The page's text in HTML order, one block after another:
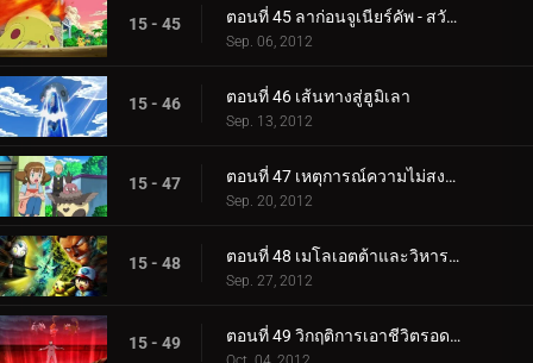
15 - 45 ตอนที่ 45 ลาก่อนจูเนียร์คัพ - สวัสดีการผจญภัย!
Sep. 06, 2012
15 - 46 ตอนที่ 46 เส้นทางสู่ฮูมิเลา
Sep. 13, 2012
15 - 47 ตอนที่ 47 เหตุการณ์ความไม่สงบที่เนอสเซอรี่
Sep. 20, 2012
15 - 48 ตอนที่ 48 เมโลเอตต้าและวิหารใต้ทะเล
Sep. 27, 2012
15 - 49 ตอนที่ 49 วิกฤติการเอาชีวิตรอดของอูโนวา